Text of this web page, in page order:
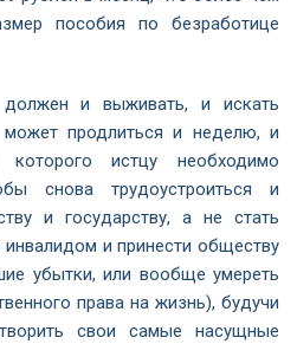
пособия по безработице
и выживать, и искать
продлиться и неделю, и
истцу необходимо
снова трудоустроиться и
и государству, а не стать
и принести обществу
убытки, или вообще умереть
права на жизнь), будучи
свои самые насущные